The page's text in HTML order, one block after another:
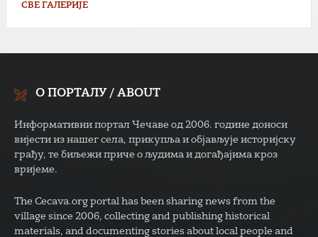
СВЕ ГАЛЕРИЈЕ
О ПОРТАЛУ / ABOUT
Информативни портал Чечаве од 2006. године доноси
вијести из нашег села, прикупља и објављује историјску
грађу, те биљежи приче о људима и догађајима кроз
вријеме.
The Cecava.org portal has been sharing news from the
village since 2006, collecting and publishing historical
materials, and documenting stories about local people and